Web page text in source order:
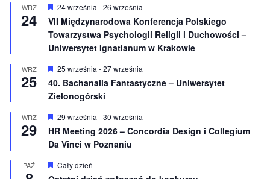
n
i
o
n
e
WRZ
24
W
y
r
ó
ż
n
i
o
n
e
24 września -26 września
VII Międzynarodowa Konferencja Polskiego
Towarzystwa Psychologii Religii i Duchowości –
Uniwersytet Ignatianum w Krakowie
WRZ
25
W
r
ó
n
i
o
n
25 września -27 września
40. Bachanalia Fantastyczne – Uniwersytet
Zielonogórski
WRZ
29
W
y
r
ó
n
29 września -30 września
HR Meeting 2026 – Concordia Design i Collegium
Da Vinci w Poznaniu
PAŹ
W
Cały dzień